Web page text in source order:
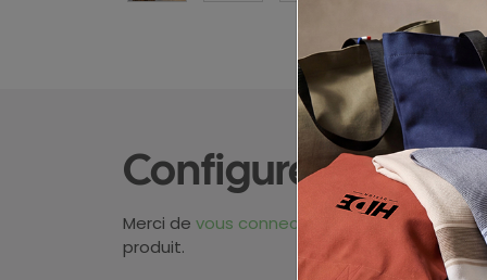
Configurez votre
Merci devous connecter
pour pouvoir
produit.